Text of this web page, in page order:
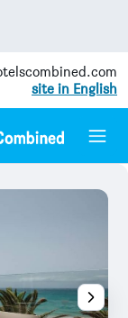
site in English